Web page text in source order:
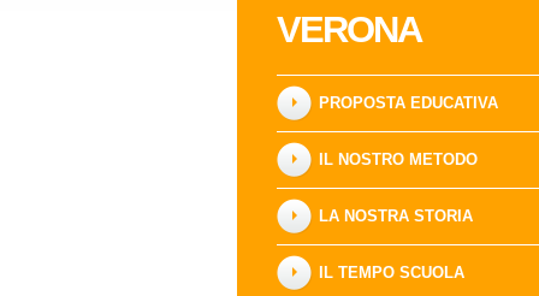
VERONA
PROPOSTA EDUCATIVA
IL NOSTRO METODO
LA NOSTRA STORIA
IL TEMPO SCUOLA